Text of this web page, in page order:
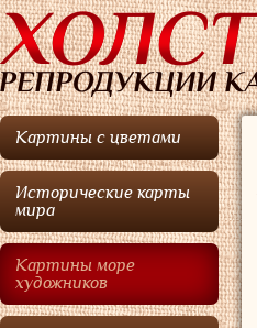
Картины с цветами
Исторические карты
мира
Картины море
художников